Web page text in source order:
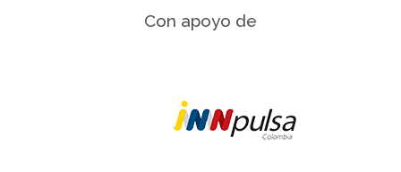
Con apoyo de